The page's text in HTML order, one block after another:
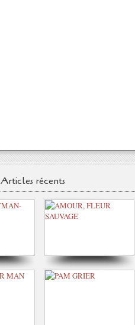
Articles récents